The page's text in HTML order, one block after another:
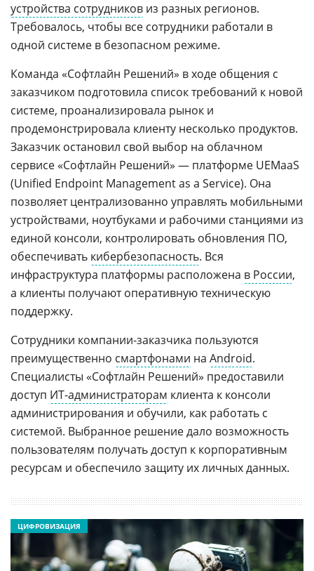
устройства сотрудников из разных регионов.
Требовалось, чтобы все сотрудники работали в
одной системе в безопасном режиме.
Команда «Софтлайн Решений» в ходе общения с
заказчиком подготовила список требований к новой
системе, проанализировала рынок и
продемонстрировала клиенту несколько продуктов.
Заказчик остановил свой выбор на облачном
сервисе «Софтлайн Решений» — платформе UEMaaS
(Unified Endpoint Management as a Service). Она
позволяет централизованно управлять мобильными
устройствами, ноутбуками и рабочими станциями из
единой консоли, контролировать обновления ПО,
обеспечивать кибербезопасность. Вся
инфраструктура платформы расположена в России,
а клиенты получают оперативную техническую
поддержку.
Сотрудники компании-заказчика пользуются
преимущественно смартфонами на Android.
Специалисты «Софтлайн Решений» предоставили
доступ ИТ-администраторам клиента к консоли
администрирования и обучили, как работать с
системой. Выбранное решение дало возможность
пользователям получать доступ к корпоративным
ресурсам и обеспечило защиту их личных данных.
ЦИФРОВИЗАЦИЯ